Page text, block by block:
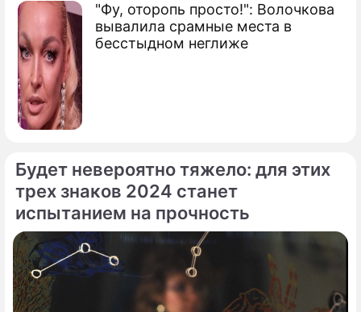
"Фу, оторопь просто!": Волочкова
вывалила срамные места в
бесстыдном неглиже
Будет невероятно тяжело: для этих
трех знаков 2024 станет
испытанием на прочность